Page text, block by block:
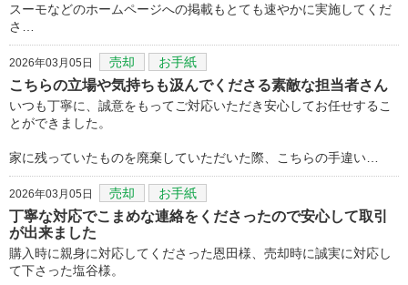
スーモなどのホームページへの掲載もとても速やかに実施してくだ
さ…
2026年03月05日 売却 お手紙
こちらの立場や気持ちも汲んでくださる素敵な担当者さん
いつも丁寧に、誠意をもってご対応いただき安心してお任せするこ
とができました。
家に残っていたものを廃棄していただいた際、こちらの手違い…
2026年03月05日 売却 お手紙
丁寧な対応でこまめな連絡をくださったので安心して取引
が出来ました
購入時に親身に対応してくださった恩田様、売却時に誠実に対応し
て下さった塩谷様。